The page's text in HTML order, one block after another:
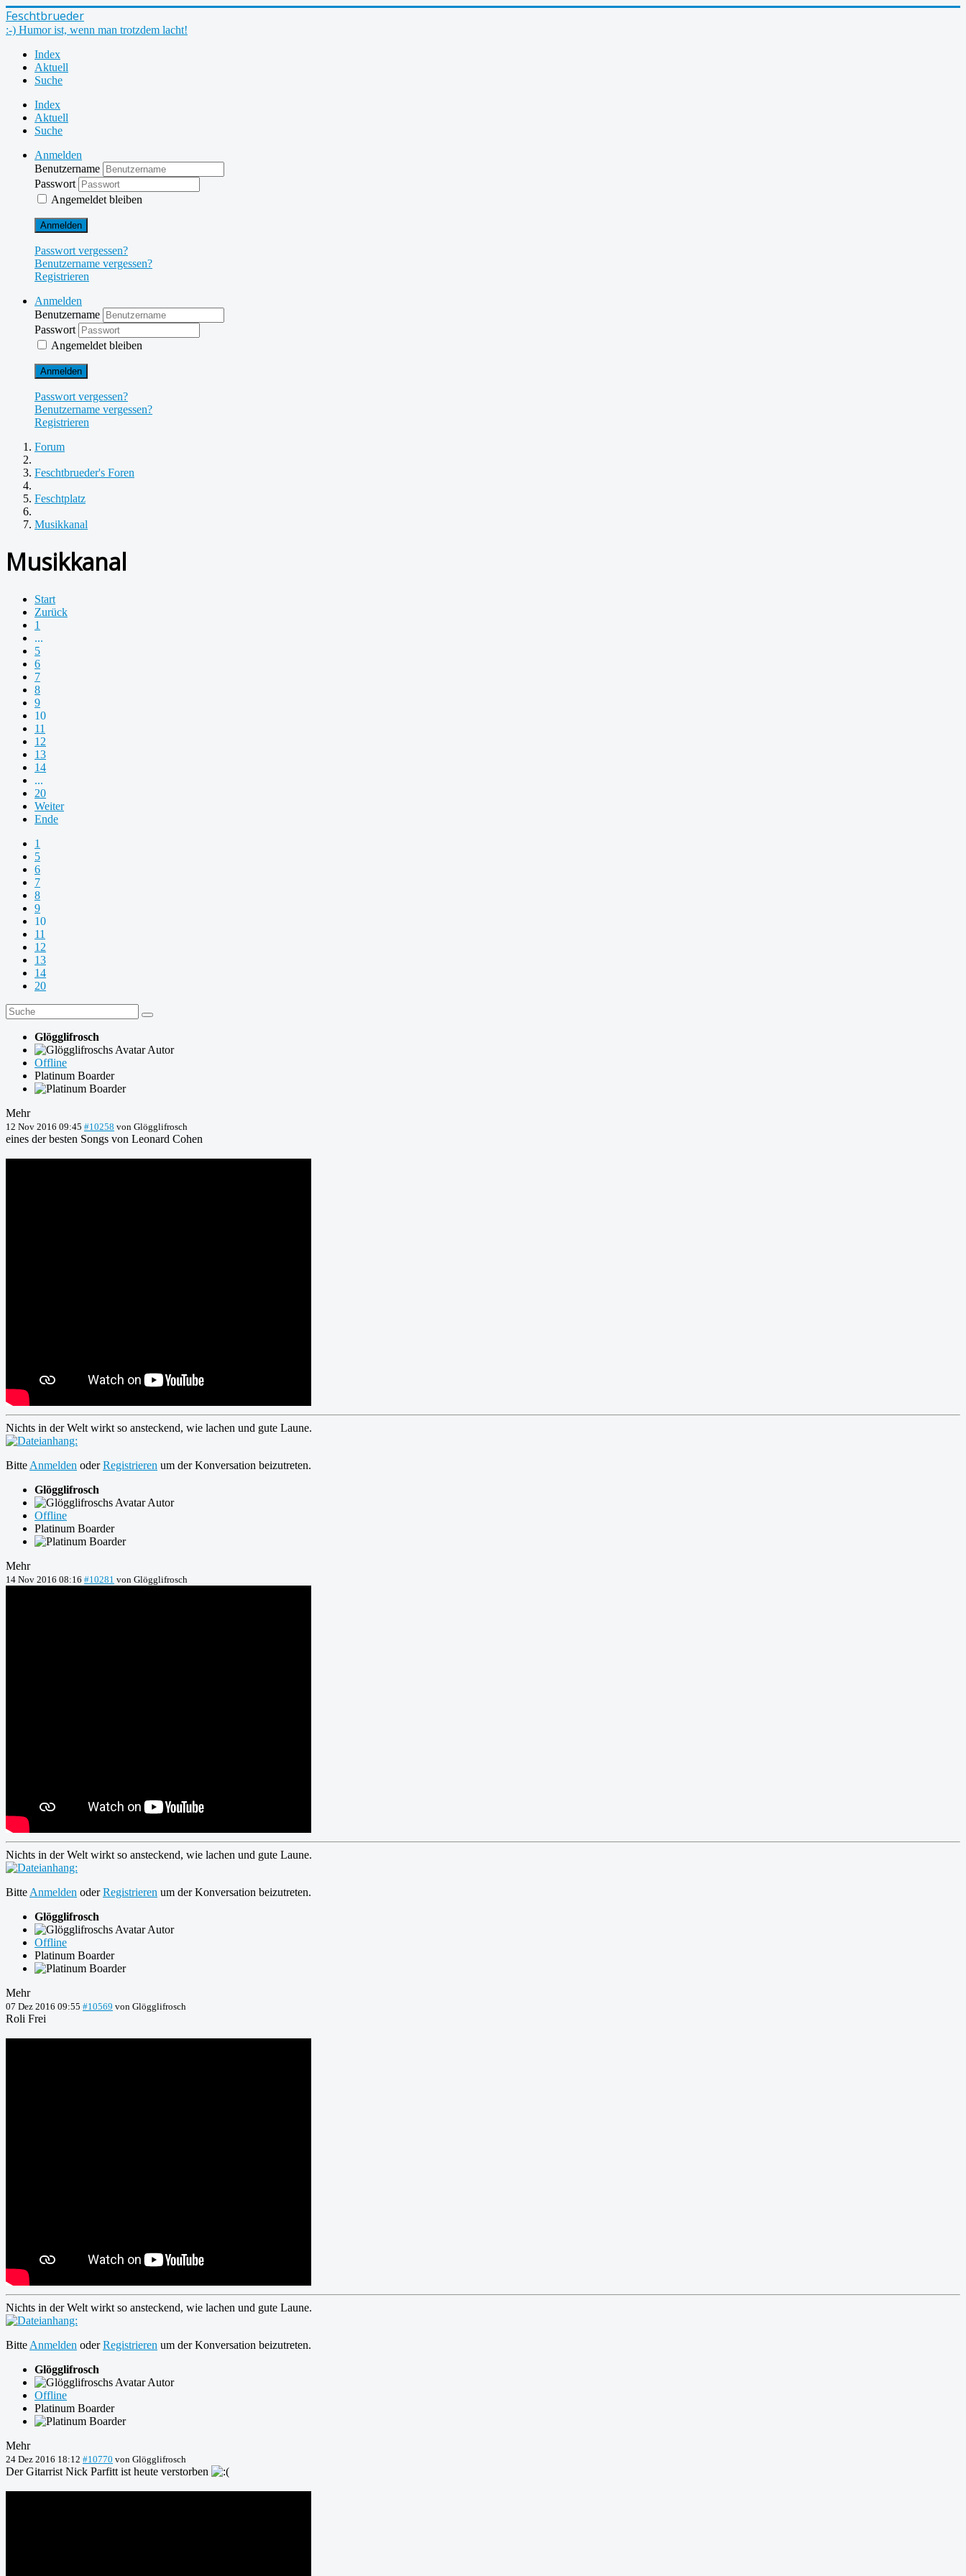
Feschtbrueder
:-) Humor ist, wenn man trotzdem lacht!
Index
Aktuell
Suche
Index
Aktuell
Suche
Anmelden
Benutzername
Passwort
Angemeldet bleiben
Anmelden
Passwort vergessen?
Benutzername vergessen?
Registrieren
Anmelden
Benutzername
Passwort
Angemeldet bleiben
Anmelden
Passwort vergessen?
Benutzername vergessen?
Registrieren
Forum
Feschtbrueder's Foren
Feschtplatz
Musikkanal
Musikkanal
Start
Zurück
1
...
5
6
7
8
9
10
11
12
13
14
...
20
Weiter
Ende
1
5
6
7
8
9
10
11
12
13
14
20
Glögglifrosch
Autor
Offline
Platinum Boarder
Mehr
12 Nov 2016 09:45 #10258 von Glögglifrosch
eines der besten Songs von Leonard Cohen
Nichts in der Welt wirkt so ansteckend, wie lachen und gute Laune.
Bitte Anmelden oderRegistrieren um der Konversation beizutreten.
Glögglifrosch
Autor
Offline
Platinum Boarder
Mehr
14 Nov 2016 08:16 #10281 von Glögglifrosch
Nichts in der Welt wirkt so ansteckend, wie lachen und gute Laune.
Bitte Anmelden oderRegistrieren um der Konversation beizutreten.
Glögglifrosch
Autor
Offline
Platinum Boarder
Mehr
07 Dez 2016 09:55 #10569 von Glögglifrosch
Roli Frei
Nichts in der Welt wirkt so ansteckend, wie lachen und gute Laune.
Bitte Anmelden oderRegistrieren um der Konversation beizutreten.
Glögglifrosch
Autor
Offline
Platinum Boarder
Mehr
24 Dez 2016 18:12 #10770 von Glögglifrosch
Der Gitarrist Nick Parfitt ist heute verstorben